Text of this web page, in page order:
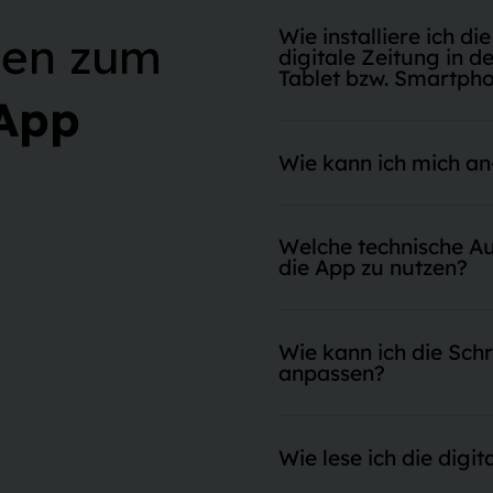
zum
Wie installiere ich
digitale Zeitung in
Tablet bzw.
App können Sie auf sämtliche
Zeitung zugreifen, wenn Sie
Wie kann ich mich
Welche technische
die App zu nutzen?
Versionen werden nicht mehr
die Nutzung der digitalen
Wie kann ich die
anpassen?
diese in den allgemeinen
(nicht in den Einstellungen der
Wie lese ich die